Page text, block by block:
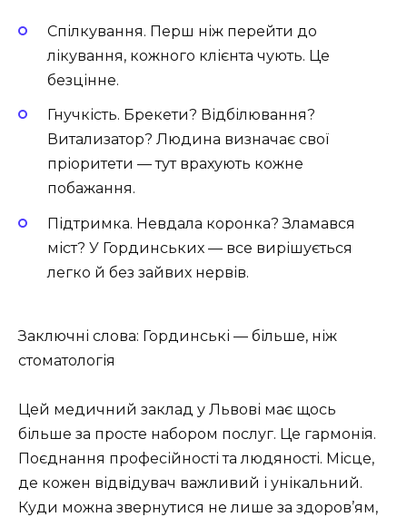
Спілкування. Перш ніж перейти до
лікування, кожного клієнта чують. Це
безцінне.
Гнучкість. Брекети? Відбілювання?
Витализатор? Людина визначає свої
пріоритети — тут врахують кожне
побажання.
Підтримка. Невдала коронка? Зламався
міст? У Гординських — все вирішується
легко й без зайвих нервів.
Заключні слова: Гординські — більше, ніж
стоматологія
Цей медичний заклад у Львові має щось
більше за просте набором послуг. Це гармонія.
Поєднання професійності та людяності. Місце,
де кожен відвідувач важливий і унікальний.
Куди можна звернутися не лише за здоров’ям,